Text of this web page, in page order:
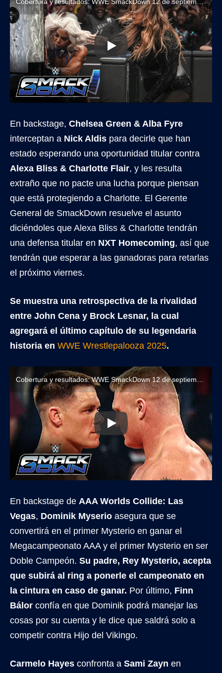
En backstage, Chelsea Green & Alba Fyre
interceptan a Nick Aldis para decirle que han
estado esperando una oportunidad titular contra
Alexa Bliss & Charlotte Flair, y les resulta
extraño que no pacte una lucha porque piensan
que está protegiendo a Charlotte. El Gerente
General de SmackDown resuelve el asunto
diciéndoles que Alexa Bliss & Charlotte tendrán
una defensa titular en NXT Homecoming, así que
tendrán que esperar a las ganadoras para retarlas
el próximo viernes.
Se muestra una retrospectiva de la rivalidad
entre John Cena y Brock Lesnar, la cual
agregará el último capítulo de su legendaria
historia en WWE Wrestlepalooza 2025.
En backstage de AAA Worlds Collide: Las
Vegas, Dominik Myserio asegura que se
convertirá en el primer Mysterio en ganar el
Megacampeonato AAA y el primer Mysterio en ser
Doble Campeón. Su padre, Rey Mysterio, acepta
que subirá al ring a ponerle el campeonato en
la cintura en caso de ganar. Por último, Finn
Bálor confía en que Dominik podrá manejar las
cosas por su cuenta y le dice que saldrá solo a
competir contra Hijo del Vikingo.
Carmelo Hayes confronta a Sami Zayn en